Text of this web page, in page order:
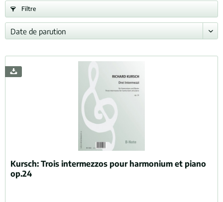
Filtre
Kursch:Trois intermezzos pour harmonium et piano
op.24